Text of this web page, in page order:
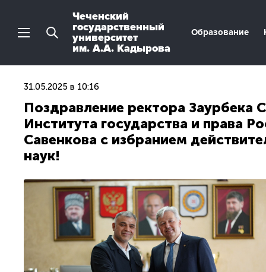
Чеченский
государственный
университет
им. А.А. Кадырова
Образование
31.05.2025 в 10:16
Поздравление ректора Заурбека
Института государства и права
Савенкова с избранием
наук!